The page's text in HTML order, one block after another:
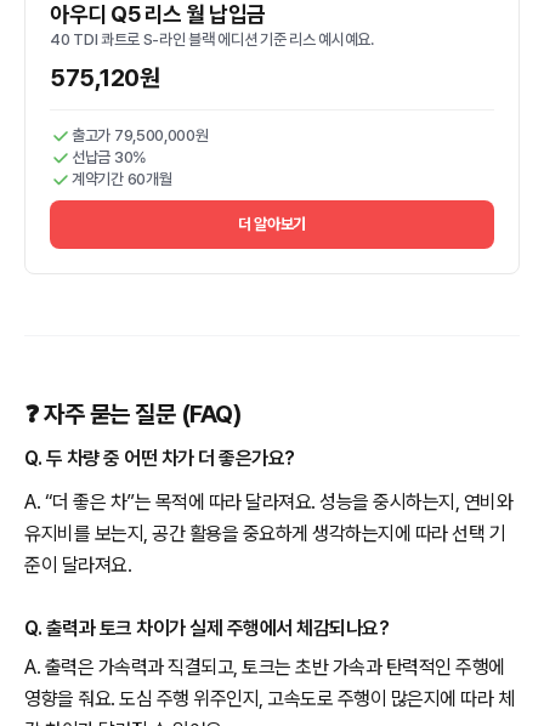
아우디 Q5 리스 월 납입금
40 TDI 콰트로 S-라인 블랙 에디션 기준 리스 예시예요.
575,120원
출고가 79,500,000원
선납금 30%
계약기간 60개월
더 알아보기
❓ 자주 묻는 질문 (FAQ)
Q. 두 차량 중 어떤 차가 더 좋은가요?
A. “더 좋은 차”는 목적에 따라 달라져요. 성능을 중시하는지, 연비와
유지비를 보는지, 공간 활용을 중요하게 생각하는지에 따라 선택 기
준이 달라져요.
Q. 출력과 토크 차이가 실제 주행에서 체감되나요?
A. 출력은 가속력과 직결되고, 토크는 초반 가속과 탄력적인 주행에
영향을 줘요. 도심 주행 위주인지, 고속도로 주행이 많은지에 따라 체